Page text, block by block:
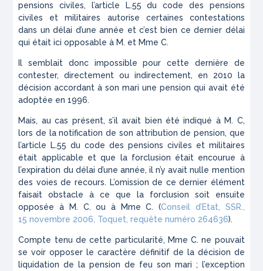
pensions civiles, l’article L.55 du code des pensions
civiles et militaires autorise certaines contestations
dans un délai d’une année et c’est bien ce dernier délai
qui était ici opposable à M. et Mme C.
Il semblait donc impossible pour cette dernière de
contester, directement ou indirectement, en 2010 la
décision accordant à son mari une pension qui avait été
adoptée en 1996.
Mais, au cas présent, s’il avait bien été indiqué à M. C,
lors de la notification de son attribution de pension, que
l’article L.55 du code des pensions civiles et militaires
était applicable et que la forclusion était encourue à
l’expiration du délai d’une année, il n’y avait nulle mention
des voies de recours. L’omission de ce dernier élément
faisait obstacle à ce que la forclusion soit ensuite
opposée à M. C. ou à Mme C. (Conseil d’Etat, SSR.,
15 novembre 2006, Toquet, requête numéro 264636).
Compte tenu de cette particularité, Mme C. ne pouvait
se voir opposer le caractère définitif de la décision de
liquidation de la pension de feu son mari ; l’exception